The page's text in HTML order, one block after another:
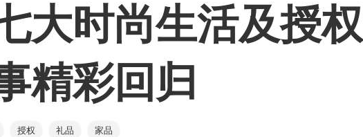
大时尚生活及授权
精彩回归
授权 礼品 家品